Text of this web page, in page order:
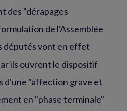
des "dérapages
de l'Assemblée
députés vont en effet
ils ouvrent le dispositif
d'une "affection grave et
en "phase terminale"